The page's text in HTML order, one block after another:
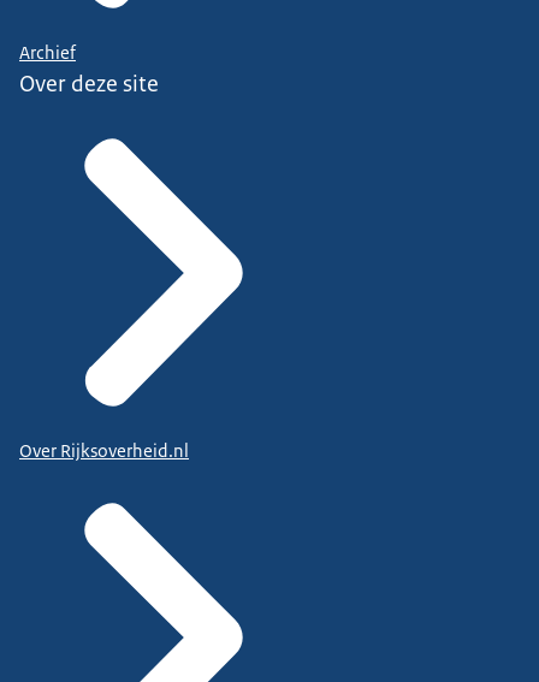
Archief
Over deze site
Over Rijksoverheid.nl